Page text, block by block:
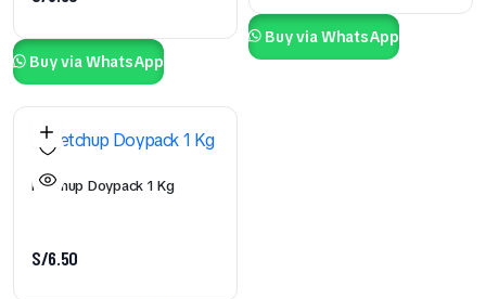
Buy via WhatsApp
Buy via WhatsApp
Ketchup Doypack 1 Kg
S/6.50